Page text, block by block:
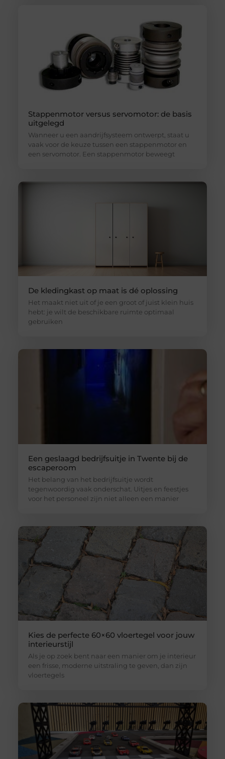
Stappenmotor versus servomotor: de basis
uitgelegd
Wanneer u een aandrijfsysteem ontwerpt, staat u
vaak voor de keuze tussen een stappenmotor en
een servomotor. Een stappenmotor beweegt
De kledingkast op maat is dé oplossing
Het maakt niet uit of je een groot of juist klein huis
hebt: je wilt de beschikbare ruimte optimaal
gebruiken
Een geslaagd bedrijfsuitje in Twente bij de
escaperoom
Het belang van het bedrijfsuitje wordt
tegenwoordig vaak onderschat. Uitjes en feestjes
voor het personeel zijn niet alleen een manier
Kies de perfecte 60×60 vloertegel voor jouw
interieurstijl
Als je op zoek bent naar een manier om je interieur
een frisse, moderne uitstraling te geven, dan zijn
vloertegels